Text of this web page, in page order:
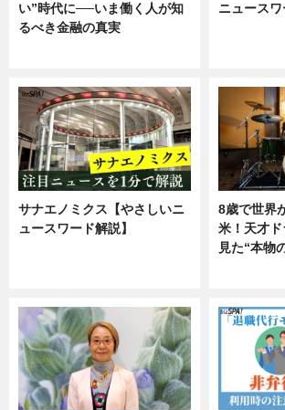
い”時代に──いま働く人が知
るべき金融の真実
ニュースワ
サナエノミクス【やさしいニ
ュースワード解説】
8歳で世界
米！天才
見た“本物